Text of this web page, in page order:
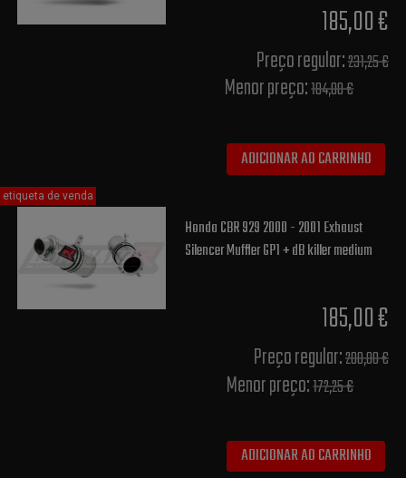
185,00 €
Preço regular:231,25 €
Menor preço:184,00 €
ADICIONAR AO CARRINHO
Honda CBR 929 2000 - 2001 Exhaust
Silencer Muffler GP1 + dB killer medium
185,00 €
Preço regular:200,00 €
Menor preço:172,25 €
ADICIONAR AO CARRINHO
etiqueta de venda